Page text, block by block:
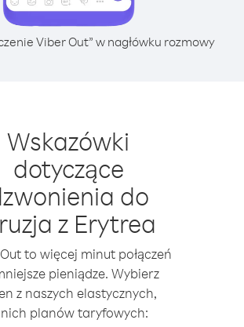
Viber Out” w nagłówku rozmowy
Wskazówki
dotyczące
do
z Erytrea
to więcej minut połączeń
pieniądze. Wybierz
z naszych elastycznych,
planów taryfowych: